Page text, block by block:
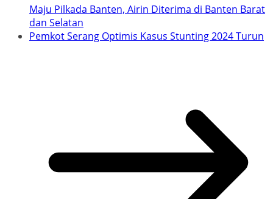
Maju Pilkada Banten, Airin Diterima di Banten Barat
dan Selatan
Pemkot Serang Optimis Kasus Stunting 2024 Turun